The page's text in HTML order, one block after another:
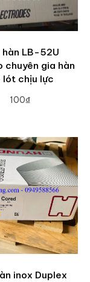
hàn LB-52U
chuyên gia hàn
lót chịu lực
100₫
inox Duplex